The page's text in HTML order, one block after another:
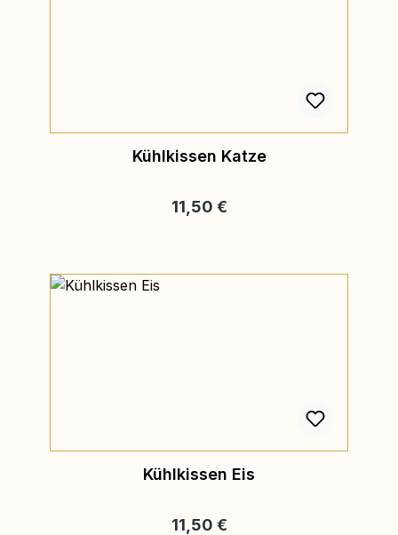
Kühlkissen Katze
Regulärer Preis:
11,50 €
Kühlkissen Eis
Regulärer Preis:
11,50 €